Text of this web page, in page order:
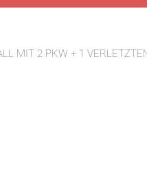
MIT 2 PKW + 1